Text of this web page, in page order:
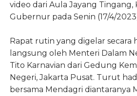
video dari Aula Jayang
Gubernur pada Senin (17/4/
Rapat rutin yang digelar secara
langsung oleh Menteri Dalam
Tito Karnavian dari Gedung
Negeri, Jakarta Pusat. Turut
bersama Mendagri diantaranya